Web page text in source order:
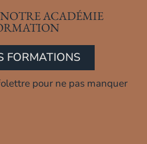
ACADÉMIE
FORMATIONS
pour ne pas manquer